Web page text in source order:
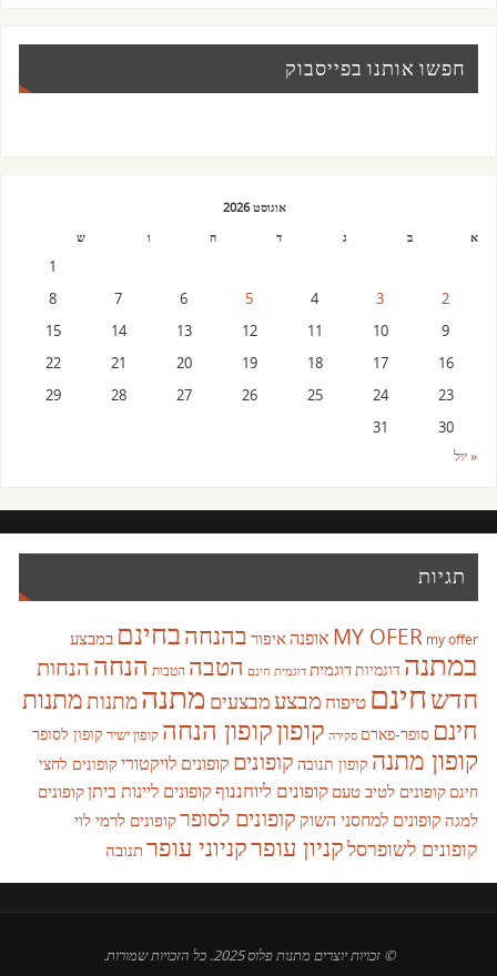
חפשו אותנו בפייסבוק
אוגוסט 2026
א
ב ג ד ה ו ש
1
2
3
4
5
6
7
8
9
10
11
12
13
14
15
16
17
18
19
20
21
22
23
24
25
26
27
28
29
30
31
« יול
תגיות
MY OFER my offer אופנהאיפור בהנחהבחינם במבצע
במתנה דוגמיותדוגמית דוגמית חינם הטבה הטבות הנחה הנחות
חדשחינם טיפוח מבצעמבצעים מתנהמתנותמתנות
חינם סופר-פארם סקירה קופוןקופון הנחה קופון ישיר קופון לסופר
קופון מתנה קופון תנובה קופונים קופונים לויקטורי קופונים לחצי
חינם קופונים לטיב טעם קופונים ליוחננוףקופונים ליינות ביתןקופונים
למגה קופונים למחסני השוק קופונים לסופרקופונים לרמי לוי
קופונים לשופרסלקניון עופרקניוני עופרתנובה
© זכויות יוצרים מתנות פלוס 2025. כל הזכויות שמורות.